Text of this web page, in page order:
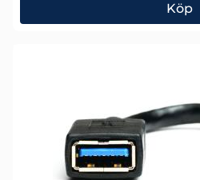
Köp
Pico MI121